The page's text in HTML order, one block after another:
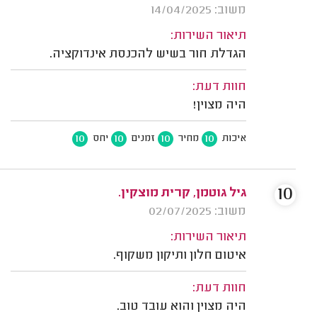
משוב: 14/04/2025
תיאור השירות:
הגדלת חור בשיש להכנסת אינדוקציה.
חוות דעת:
היה מצוין!
איכות 10 מחיר 10 זמנים 10 יחס 10
גיל גוטמן, קרית מוצקין.
משוב: 02/07/2025
תיאור השירות:
איטום חלון ותיקון משקוף.
חוות דעת:
היה מצוין והוא עובד טוב.
10